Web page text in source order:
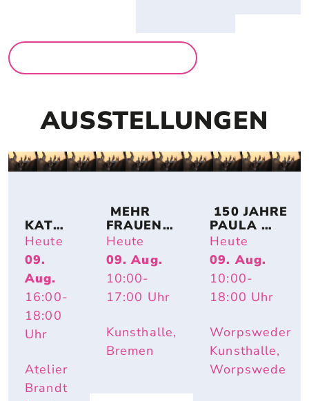
AUSSTELLUNGEN
KATRI
N
SCHÜT
TE –
HAUS
WELTE
N
Heute
09.
Aug.
16:00-
18:00
Uhr
Atelier
Brandt
MEHR
FRAUEN!
BREMER
KÜNSTLE
RINNEN
AUF
PAPIER
Heute
09. Aug.
10:00-
17:00 Uhr
Kunsthalle,
Bremen
150 JAHRE
PAULA
MODERSO
HN-
BECKER:
IMPULS
PAULA –
LONGEVIAL
Heute
09. Aug.
10:00-
18:00 Uhr
Worpsweder
Kunsthalle,
Worpswede